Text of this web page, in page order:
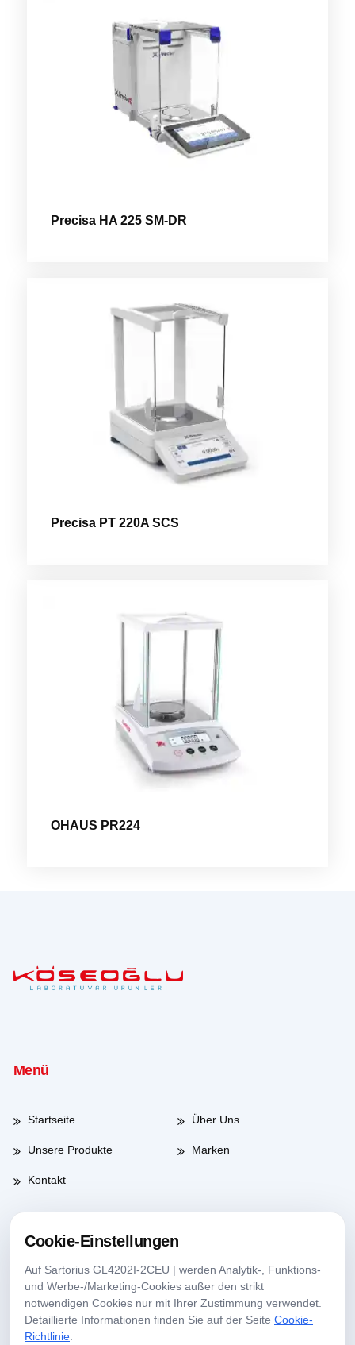
Precisa HA 225 SM-DR
Precisa PT 220A SCS
OHAUS PR224
Menü
Startseite Über Uns
Unsere Produkte Marken
Kontakt
Werktage 08:00-17:30
09:00-13:30
Cookie-Einstellungen
Auf Sartorius GL4202I-2CEU | werden Analytik-, Funktions-
und Werbe-/Marketing-Cookies außer den strikt
notwendigen Cookies nur mit Ihrer Zustimmung verwendet.
Detaillierte Informationen finden Sie auf der Seite Cookie-
Richtlinie